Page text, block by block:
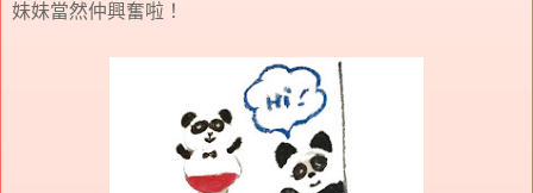
妹妹當然仲興奮啦！